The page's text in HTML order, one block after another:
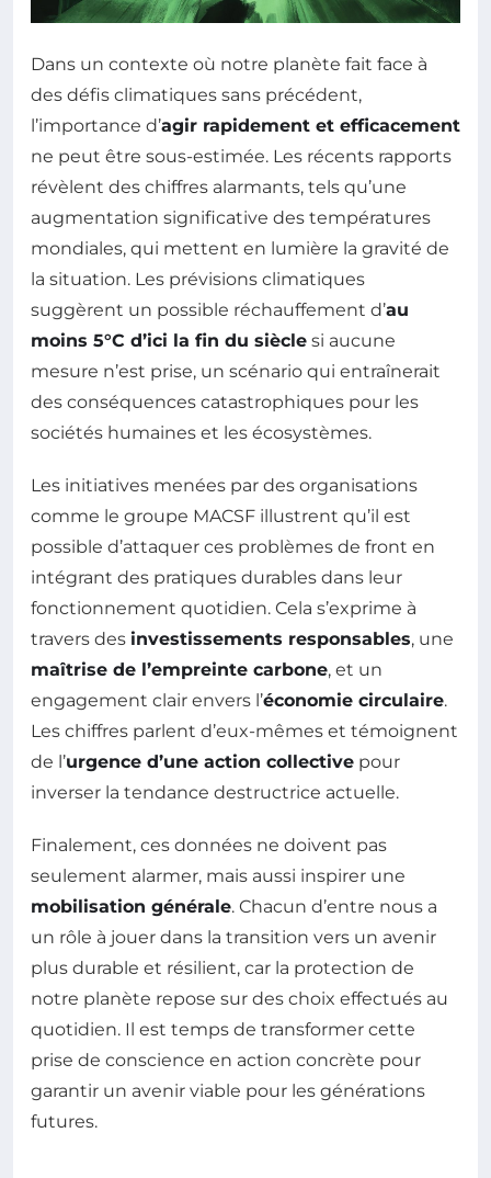
Dans un contexte où notre planète fait face à
des défis climatiques sans précédent,
l’importance d’agir rapidement et efficacement
ne peut être sous-estimée. Les récents rapports
révèlent des chiffres alarmants, tels qu’une
augmentation significative des températures
mondiales, qui mettent en lumière la gravité de
la situation. Les prévisions climatiques
suggèrent un possible réchauffement d’au
moins 5°C d’ici la fin du siècle si aucune
mesure n’est prise, un scénario qui entraînerait
des conséquences catastrophiques pour les
sociétés humaines et les écosystèmes.
Les initiatives menées par des organisations
comme le groupe MACSF illustrent qu’il est
possible d’attaquer ces problèmes de front en
intégrant des pratiques durables dans leur
fonctionnement quotidien. Cela s’exprime à
travers des investissements responsables, une
maîtrise de l’empreinte carbone, et un
engagement clair envers l’économie circulaire.
Les chiffres parlent d’eux-mêmes et témoignent
de l’urgence d’une action collective pour
inverser la tendance destructrice actuelle.
Finalement, ces données ne doivent pas
seulement alarmer, mais aussi inspirer une
mobilisation générale. Chacun d’entre nous a
un rôle à jouer dans la transition vers un avenir
plus durable et résilient, car la protection de
notre planète repose sur des choix effectués au
quotidien. Il est temps de transformer cette
prise de conscience en action concrète pour
garantir un avenir viable pour les générations
futures.